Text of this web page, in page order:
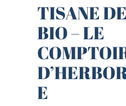
TISANE
BIO – LE
E